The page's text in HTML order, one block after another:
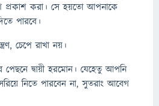
করা। সে হয়তো আপনাকে
পারবে।
চেপে রাখা নয়।
দ্বায়ী হরমোন। যেহেতু আপনি
নিতে পারবেন না, সুতরাং আবেগ